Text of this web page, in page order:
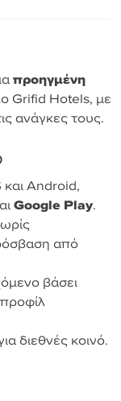
προηγμένη
Grifid Hotels, με
ανάγκες τους.
και Android,
Google Play.
από
βάσει
διεθνές κοινό.